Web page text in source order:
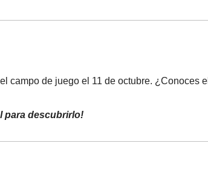
campo de juego el 11 de octubre. ¿Conoces el
para descubrirlo!